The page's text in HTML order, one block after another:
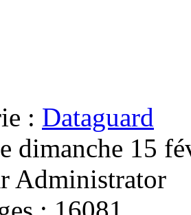
: Dataguard
dimanche 15
Administrator